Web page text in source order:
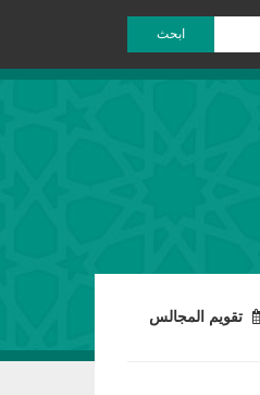
ابحث
تقويم المجالس